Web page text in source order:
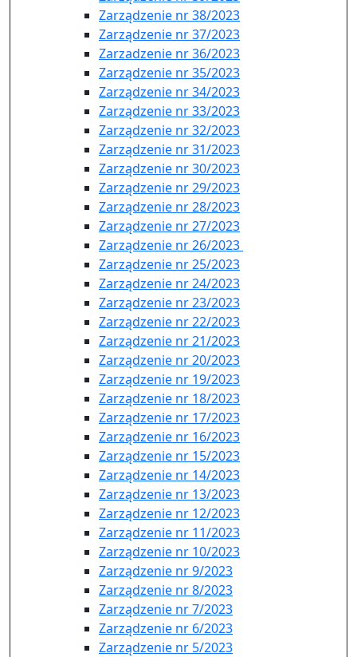
Zarządzenie nr 38/2023
Zarządzenie nr 37/2023
Zarzadzenie nr 36/2023
Zarządzenie nr 35/2023
Zarządzenie nr 34/2023
Zarządzenie nr 33/2023
Zarządzenie nr 32/2023
Zarządzenie nr 31/2023
Zarządzenie nr 30/2023
Zarządzenie nr 29/2023
Zarządzenie nr 28/2023
Zarządzenie nr 27/2023
Zarządzenie nr 26/2023
Zarządzenie nr 25/2023
Zarządzenie nr 24/2023
Zarządzenie nr 23/2023
Zarządzenie nr 22/2023
Zarządzenie nr 21/2023
Zarządzenie nr 20/2023
Zarządzenie nr 19/2023
Zarządzenie nr 18/2023
Zarządzenie nr 17/2023
Zarządzenie nr 16/2023
Zarządzenie nr 15/2023
Zarządzenie nr 14/2023
Zarządzenie nr 13/2023
Zarządzenie nr 12/2023
Zarządzenie nr 11/2023
Zarządzenie nr 10/2023
Zarządzenie nr 9/2023
Zarządzenie nr 8/2023
Zarządzenie nr 7/2023
Zarządzenie nr 6/2023
Zarządzenie nr 5/2023